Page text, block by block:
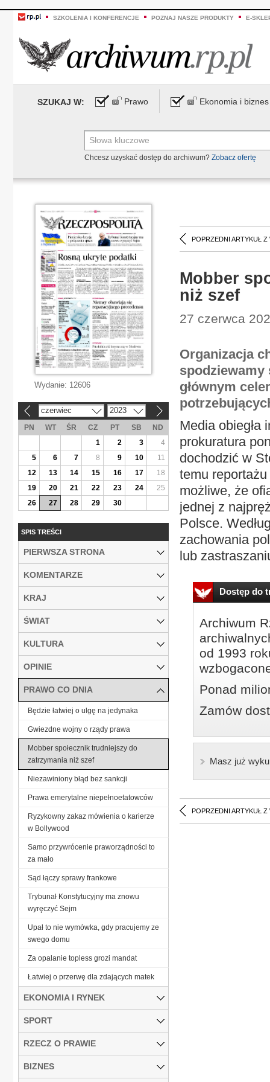
SZKOLENIA I KONFERENCJE POZNAJ NASZE PRODUKTY E-
SZUKAJ W: Prawo Ekonomia i biznes
Chcesz uzyskać dostęp do archiwum? Zobacz ofertę
POPRZEDNI ARTYKUŁ Z
Mobber
niż szef
27 czerwca
Organizacja
spodziewamy
głównym
Media obiegła
prokuratura
dochodzić w
temu
możliwe, że
jednej z
Polsce.
zachowania
lub
Dostęp do
Archiwum
od 1993
Ponad
Zamów
Masz już
POPRZEDNI ARTYKUŁ Z
Wydanie: 12606
czerwiec 2023
PN WT ŚR CZ PT SB
ND
1
2 3
4
5
6 7 8 9 10
11
12
13 14 15 16 17
18
19
20 21 22 23 24
25
26
27 28 29 30
SPIS TREŚCI
PIERWSZA STRONA
KOMENTARZE
KRAJ
ŚWIAT
KULTURA
OPINIE
PRAWO CO DNIA
Będzie łatwiej o ulgę na jedynaka
Gwiezdne wojny o rządy prawa
Mobber społecznik trudniejszy do
zatrzymania niż szef
Niezawiniony błąd bez sankcji
Prawa emerytalne niepełnoetatowców
Ryzykowny zakaz mówienia o karierze
w Bollywood
Samo przywrócenie praworządności to
za mało
Sąd łączy sprawy frankowe
Trybunał Konstytucyjny ma znowu
wyręczyć Sejm
Upał to nie wymówka, gdy pracujemy ze
swego domu
Za opalanie topless grozi mandat
Łatwiej o przerwę dla zdających matek
EKONOMIA I RYNEK
SPORT
RZECZ O PRAWIE
BIZNES